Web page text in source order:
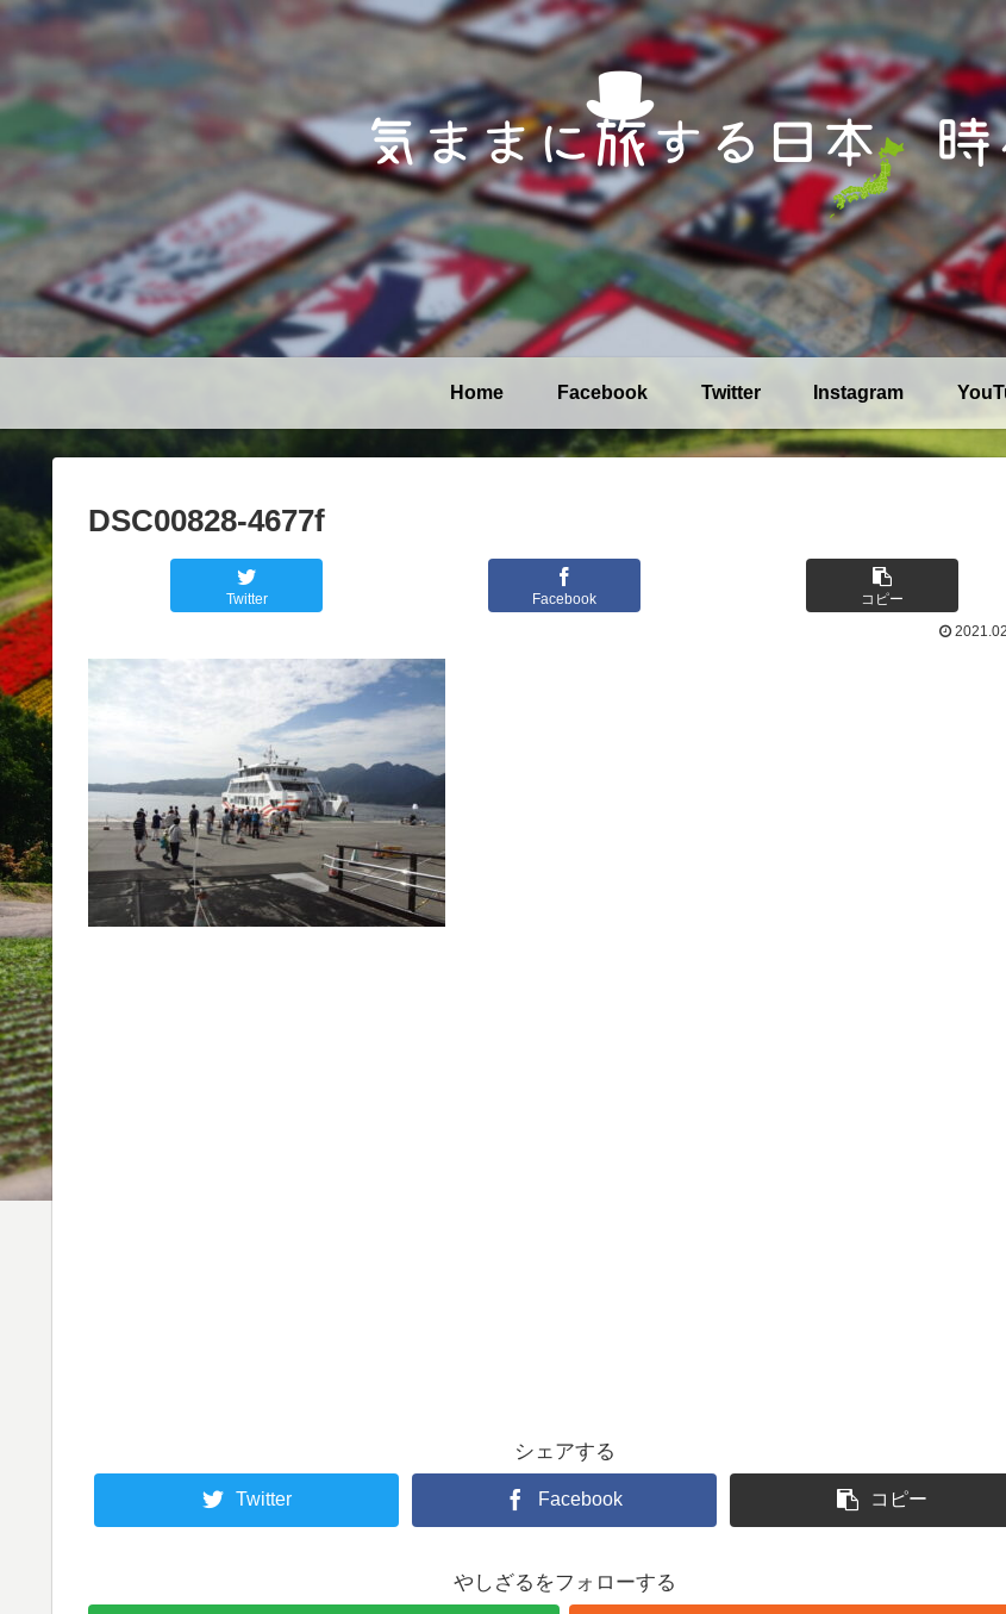
Home Facebook Twitter Instagram
DSC00828-4677f
Twitter Facebook
コピー
シェアする
Twitter Facebook コピー
やしざるをフォローする